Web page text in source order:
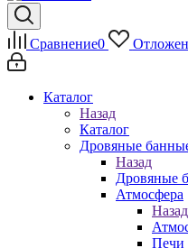
Сравнение0
Каталог
Назад
Каталог
Дровяные
Назад
Дровяные
Атмосфера
Назад
Печи